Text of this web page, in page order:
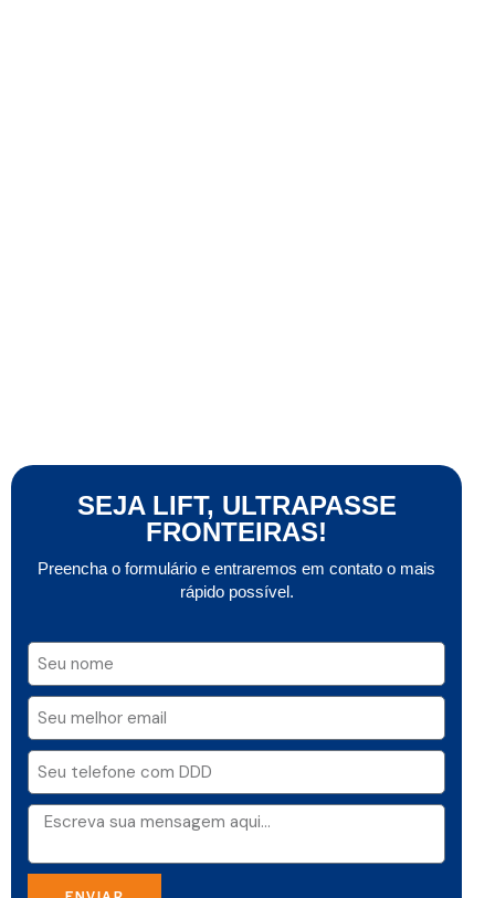
SEJA LIFT, ULTRAPASSE
FRONTEIRAS!
Preencha o formulário e entraremos em contato o mais
rápido possível.